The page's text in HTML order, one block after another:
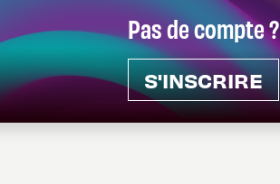
Pas de compte ?
S'INSCRIRE